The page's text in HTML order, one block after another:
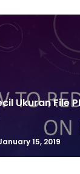
Ukuran File
15, 2019